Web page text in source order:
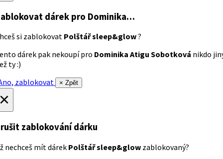
dárek pro Dominika…
si zablokovat Polštář sleep&glow?
dárek pak nekoupí pro Dominika Atigu Sobotková nikdo
ty :)
zablokovat
× Zpět
zablokování dárku
nechceš mít dárek Polštář sleep&glow zablokovaný?